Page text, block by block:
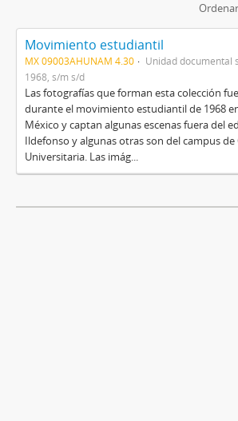
Movimiento estudiantil
MX 09003AHUNAM 4.30
Unidad documental
1968, s/m s/d
Las fotografías que forman esta colección
durante el movimiento estudiantil de 1968
México y captan algunas escenas fuera del
Ildefonso y algunas otras son del campus de
Universitaria. Las imág...